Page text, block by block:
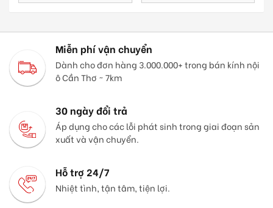
Miễn phí vận chuyển
Dành cho đơn hàng 3.000.000+ trong bán kính nội
ô Cần Thơ ~ 7km
30 ngày đổi trả
Áp dụng cho các lỗi phát sinh trong giai đoạn sản
xuất và vận chuyển.
Hỗ trợ 24/7
Nhiệt tình, tận tâm, tiện lợi.